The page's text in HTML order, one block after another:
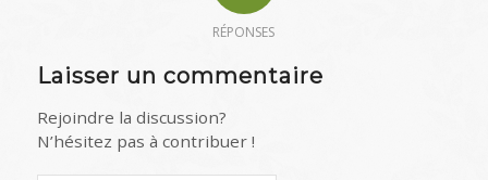
RÉPONSES
Laisser un commentaire
Rejoindre la discussion?
N’hésitez pas à contribuer !